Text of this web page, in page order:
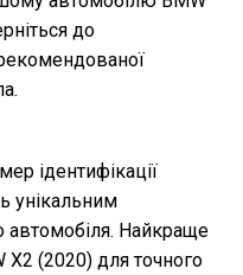
до
ідентифікації
унікальним
автомобіля. Найкраще
X2 (2020) для точного